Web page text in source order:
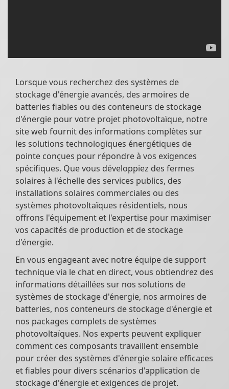
Lorsque vous recherchez des systèmes de
stockage d'énergie avancés, des armoires de
batteries fiables ou des conteneurs de stockage
d'énergie pour votre projet photovoltaïque, notre
site web fournit des informations complètes sur
les solutions technologiques énergétiques de
pointe conçues pour répondre à vos exigences
spécifiques. Que vous développiez des fermes
solaires à l'échelle des services publics, des
installations solaires commerciales ou des
systèmes photovoltaïques résidentiels, nous
offrons l'équipement et l'expertise pour maximiser
vos capacités de production et de stockage
d'énergie.
En vous engageant avec notre équipe de support
technique via le chat en direct, vous obtiendrez des
informations détaillées sur nos solutions de
systèmes de stockage d'énergie, nos armoires de
batteries, nos conteneurs de stockage d'énergie et
nos packages complets de systèmes
photovoltaïques. Nos experts peuvent expliquer
comment ces composants travaillent ensemble
pour créer des systèmes d'énergie solaire efficaces
et fiables pour divers scénarios d'application de
stockage d'énergie et exigences de projet.